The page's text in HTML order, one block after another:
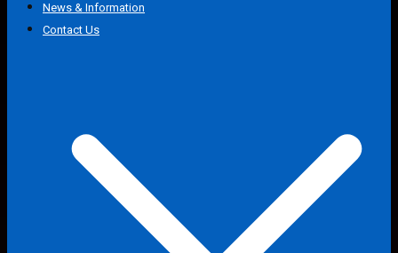
News & Information
Contact Us